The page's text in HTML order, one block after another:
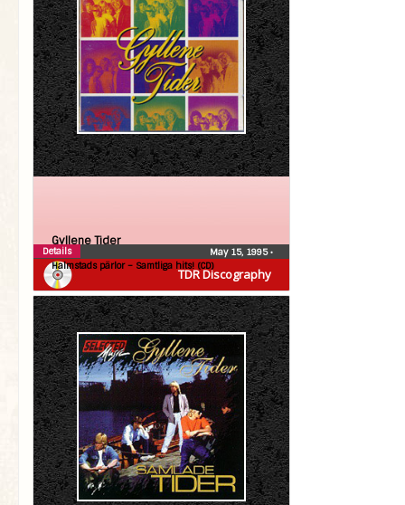
TDR Discography
Gyllene Tider
Halmstads pärlor – Samtliga hits! (CD)
May 15, 1995•
Details